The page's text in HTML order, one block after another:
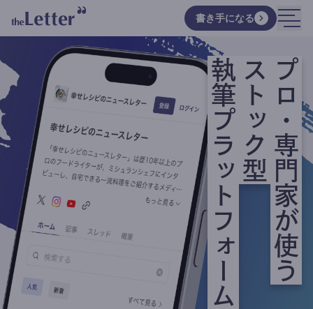
書き手になる
プロ・専門家が使う
ストック型
執筆プラットフォーム